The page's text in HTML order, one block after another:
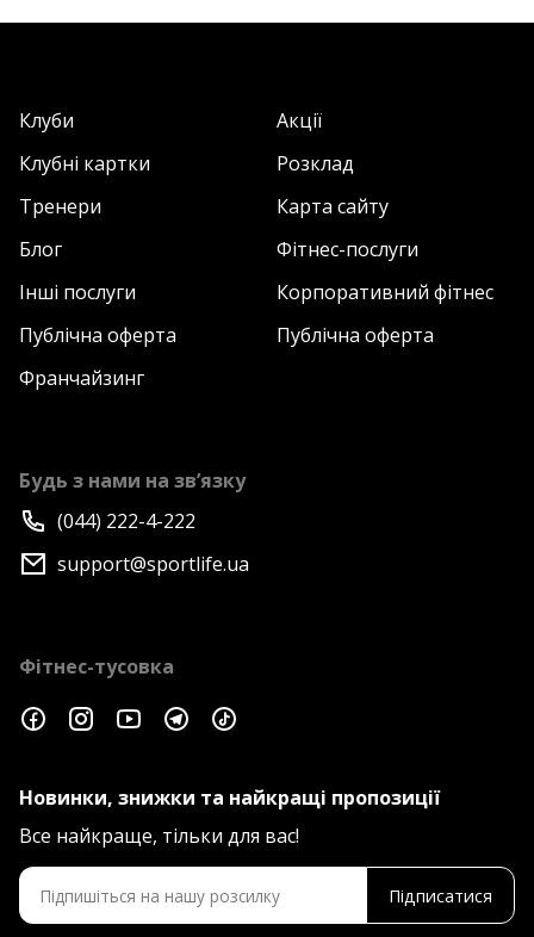
Клуби
Акції
Клубні картки
Розклад
Тренери
Карта сайту
Блог
Фітнес-послуги
Інші послуги
Корпоративний фітнес
Публічна оферта
Публічна оферта
Франчайзинг
Будь з нами на зв’язку
(044) 222-4-222
support@sportlife.ua
Фітнес-тусовка
Новинки, знижки та найкращі пропозиції
Все найкраще, тільки для вас!
Підписатися